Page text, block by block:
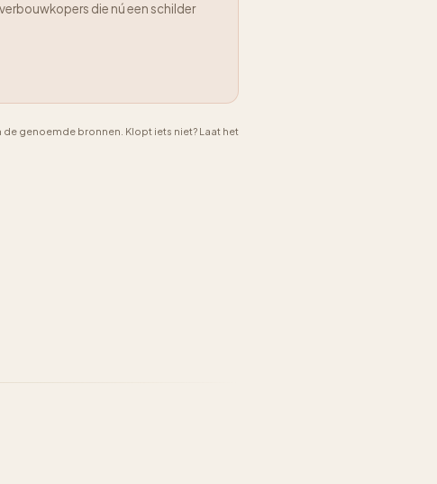
die nú een schilder
genoemde bronnen. Klopt iets niet? Laat het